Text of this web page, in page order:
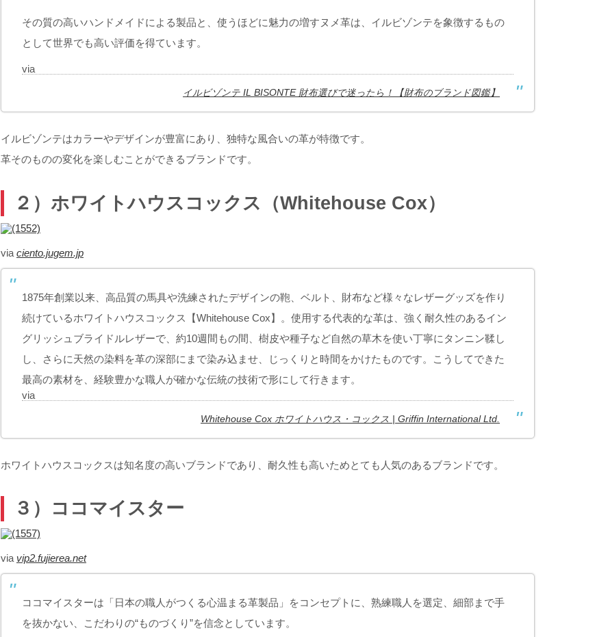
その質の高いハンドメイドによる製品と、使うほどに魅力の増すヌメ革は、イルビゾンテを象徴するもの
として世界でも高い評価を得ています。
via
イルビゾンテ IL BISONTE 財布選びで迷ったら！【財布のブランド図鑑】
イルビゾンテはカラーやデザインが豊富にあり、独特な風合いの革が特徴です。
革そのものの変化を楽しむことができるブランドです。
２）ホワイトハウスコックス（Whitehouse Cox）
via ciento.jugem.jp
1875年創業以来、高品質の馬具や洗練されたデザインの鞄、ベルト、財布など様々なレザーグッズを作り
続けているホワイトハウスコックス【Whitehouse Cox】。使用する代表的な革は、強く耐久性のあるイン
グリッシュブライドルレザーで、約10週間もの間、樹皮や種子など自然の草木を使い丁寧にタンニン鞣し
し、さらに天然の染料を革の深部にまで染み込ませ、じっくりと時間をかけたものです。こうしてできた
最高の素材を、経験豊かな職人が確かな伝統の技術で形にして行きます。
via
Whitehouse Cox ホワイトハウス・コックス | Griffin International Ltd.
ホワイトハウスコックスは知名度の高いブランドであり、耐久性も高いためとても人気のあるブランドです。
３）ココマイスター
via vip2.fujierea.net
ココマイスターは「日本の職人がつくる心温まる革製品」をコンセプトに、熟練職人を選定、細部まで手
を抜かない、こだわりの“ものづくり”を信念としています。